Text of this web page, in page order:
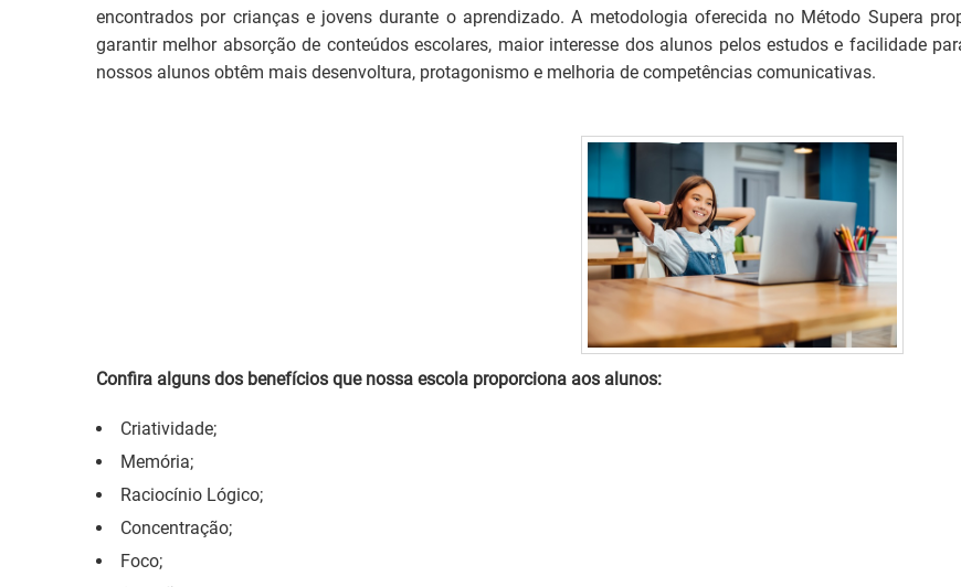
encontrados por crianças e jovens durante o aprendizado. A metodologia oferecida no Método Supera
garantir melhor absorção de conteúdos escolares, maior interesse dos alunos pelos estudos e facilidade
nossos alunos obtêm mais desenvoltura, protagonismo e melhoria de competências comunicativas.
Confira alguns dos benefícios que nossa escola proporciona aos alunos:
Criatividade;
Memória;
Raciocínio Lógico;
Concentração;
Foco;